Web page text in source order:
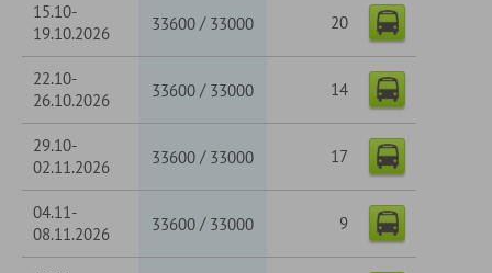
15.10-
19.10.2026
33600 / 33000 20
22.10-
26.10.2026
33600 / 33000 14
29.10-
02.11.2026
33600 / 33000 17
04.11-
08.11.2026
33600 / 33000 9